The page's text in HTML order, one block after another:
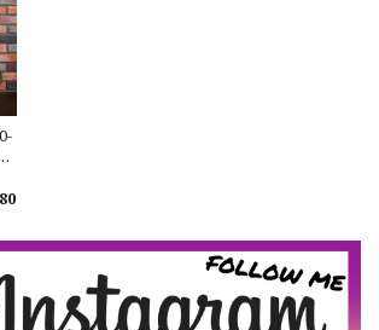
07/17
ないこの色味が本当に好きです！ありがと